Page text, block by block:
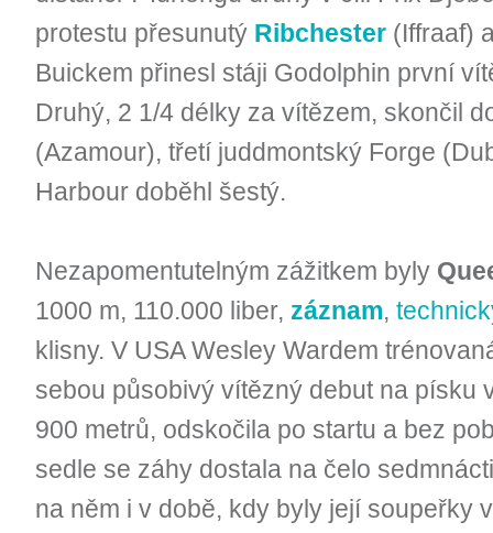
protestu přesunutý Ribchester (Iffraaf)
Buickem přinesl stáji Godolphin první
Druhý, 2 1/4 délky za vítězem, skončil
(Azamour), třetí juddmontský Forge
Harbour doběhl šestý.
Nezapomentutelným zážitkem byly
1000 m, 110.000 liber, záznam,
klisny. V USA Wesley Wardem
sebou působivý vítězný debut na písku
900 metrů, odskočila po startu a bez
sedle se záhy dostala na čelo
na něm i v době, kdy byly její soupeřky